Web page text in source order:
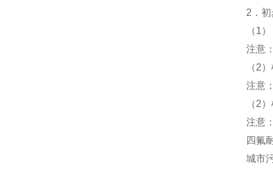
2．
（1
注意
（2
注意
（2
注意
四氟
城市